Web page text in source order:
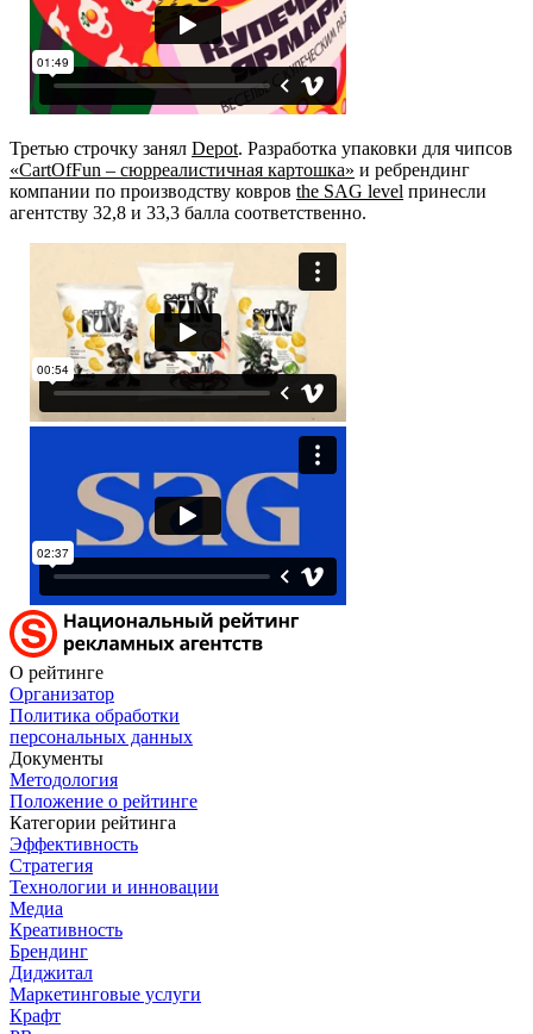
Третью строчку занял Depot. Разработка упаковки для чипсов
«CartOfFun – сюрреалистичная картошка» и ребрендинг
компании по производству ковров the SAG level принесли
агентству 32,8 и 33,3 балла соответственно.
О рейтинге
Организатор
Политика обработки
персональных данных
Документы
Методология
Положение о рейтинге
Категории рейтинга
Эффективность
Стратегия
Технологии и инновации
Медиа
Креативность
Брендинг
Диджитал
Маркетинговые услуги
Крафт